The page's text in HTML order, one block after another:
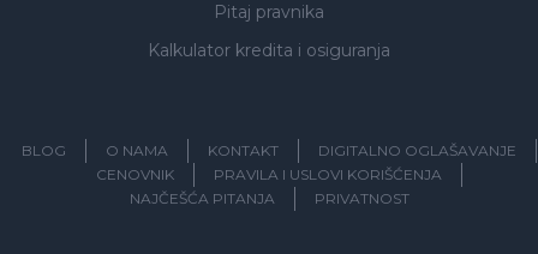
Pitaj pravnika
Kalkulator kredita i osiguranja
BLOG O NAMA KONTAKT
DIGITALNO OGLAŠAVANJE
CENOVNIK
PRAVILA I USLOVI KORIŠĆENJA
NAJČEŠĆA PITANJA
PRIVATNOST